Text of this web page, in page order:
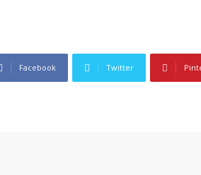
Facebook Twitter